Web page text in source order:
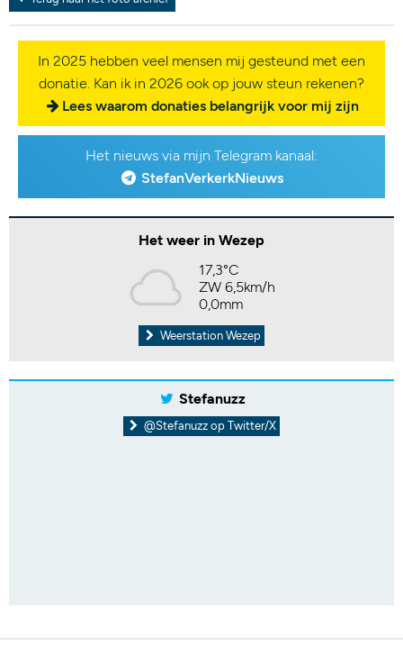
In 2025 hebben veel mensen mij gesteund met een
donatie. Kan ik in 2026 ook op jouw steun rekenen?
Lees waarom donaties belangrijk voor mij zijn
Het nieuws via mijn Telegram kanaal:
StefanVerkerkNieuws
Het weer in Wezep
17,3°C
ZW 6,5km/h
0,0mm
Weerstation Wezep
Stefanuzz
@Stefanuzz op Twitter/X